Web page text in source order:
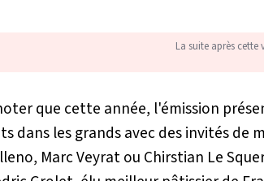
La suite après cette
que cette année, l'émission
dans les grands avec des invités
Marc Veyrat ou Chirstian Le